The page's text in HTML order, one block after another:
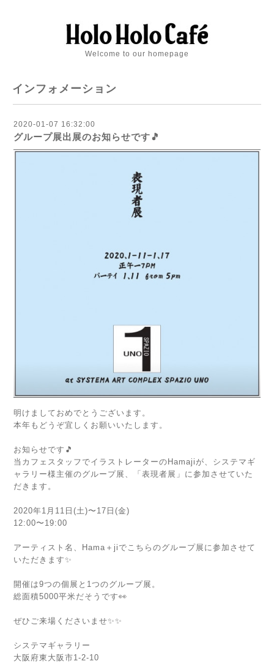
Welcome to our homepage
インフォメーション
2020-01-07 16:32:00
グループ展出展のお知らせです🎵
明けましておめでとうございます。
本年もどうぞ宜しくお願いいたします。
お知らせです🎵
当カフェスタッフでイラストレーターのHamajiが、 システマギ
ャラリー様主催のグループ展、「表現者展」に参加させていた
だきます。
2020年1月11日(土)〜17日(金)
12:00〜19:00
アーティスト名、Hama＋jiでこちらのグループ展に参加させて
いただきます✨
開催は9つの個展と1つのグループ展。
総面積5000平米だそうです👀
ぜひご来場くださいませ✨✨
システマギャラリー
大阪府東大阪市1-2-10